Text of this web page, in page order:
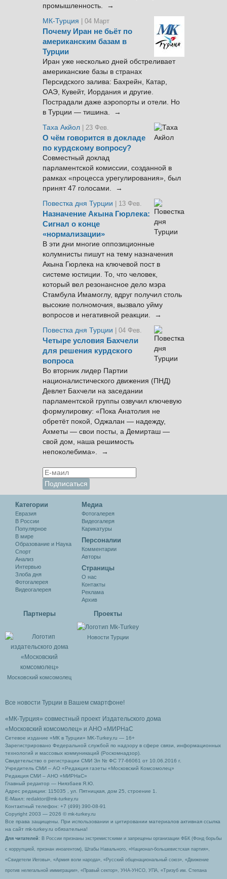
промышленность. →
МК-Турция
| 04 Март
Почему Иран не бьёт по
американским базам в
Турции
Иран уже несколько дней обстреливает
американские базы в странах
Персидского залива: Бахрейн, Катар,
ОАЭ, Кувейт, Иордания и другие.
Пострадали даже аэропорты и отели. Но
в Турции — тишина. →
Таха Акйол | 23 Фев.
О чём говорится в докладе
по курдскому вопросу?
Совместный доклад
парламентской комиссии, созданной в
рамках «процесса урегулирования», был
принят 47 голосами. →
Повестка дня Турции
| 13 Фев.
Назначение Акына Гюрлека:
Сигнал о конце
«нормализации»
В эти дни многие оппозиционные
колумнисты пишут на тему назначения
Акына Гюрлека на ключевой пост в
системе юстиции. То, что человек,
который вел резонансное дело мэра
Стамбула Имамоглу, вдруг получил столь
высокие полномочия, вызвало уйму
вопросов и негативной реакции. →
Повестка дня Турции
| 04 Фев.
Четыре условия Бахчели
для решения курдского
вопроса
Во вторник лидер Партии
националистического движения (ПНД)
Девлет Бахчели на заседании
парламентской группы озвучил ключевую
формулировку: «Пока Анатолия не
обретёт покой, Оджалан — надежду,
Ахметы — свои посты, а Демирташ —
свой дом, наша решимость
непоколебима». →
Категории
Евразия
В России
Популярное
В мире
Образование и Наука
Спорт
Анализ
Интервью
Злоба дня
Фотогалерея
Видеогалерея
Медиа
Фотогалерея
Видеогалеря
Карикатуры
Персоналии
Комментарии
Авторы
Cтраницы
О нас
Контакты
Реклама
Архив
Партнеры
Московский комсомолец
Проекты
Новости Турции
Все новости Турции в Вашем смартфоне!
«МК-Турция» совместный проект Издательского дома
«Московский комсомолец» и АНО «МИРНаС
Сетевое издание «МК в Турции» MK-Turkey.ru — 16+
Зарегистрировано Федеральной службой по надзору в сфере связи, информационных
технологий и массовых коммуникаций (Роскомнадзор).
Свидетельство о регистрации СМИ Эл № ФС 77-66061 от 10.06.2016 г.
Учредитель СМИ – АО «Редакция газеты «Московский Комсомолец»
Редакция СМИ – АНО «МИРНаС»
Главный редактор — Ниязбаев Я.Ю.
Адрес редакции: 115035 , ул. Пятницкая, дом 25, строение 1.
Е-Маил: redaktor@mk-turkey.ru
Контактный телефон: +7 (499) 390-08-91
Copyright 2003 — 2026 © mk-turkey.ru
Все права защищены. При использовании и цитировании материалов активная ссылка
на сайт mk-turkey.ru обязательна!
Для читателей : В России признаны экстремистскими и запрещены организации ФБК (Фонд борьбы
с коррупцией, признан иноагентом), Штабы Навального, «Национал-большевистская партия»,
«Свидетели Иеговы», «Армия воли народа», «Русский общенациональный союз», «Движение
против нелегальной иммиграции», «Правый сектор», УНА-УНСО, УПА, «Тризуб им. Степана